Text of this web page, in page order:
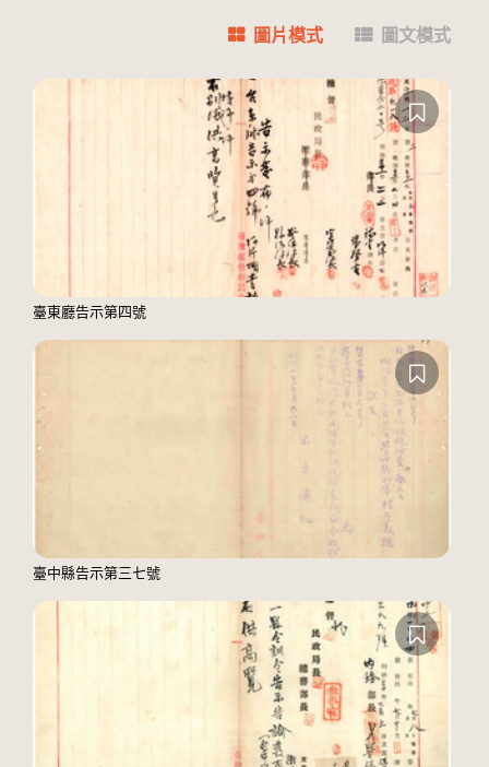
圖片模式 圖文模式
臺東廳告示第四號
臺中縣告示第三七號